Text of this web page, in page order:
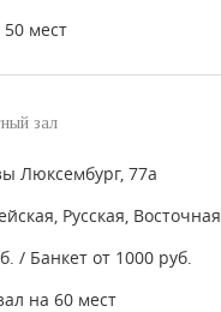
мест
зал
Люксембург, 77а
Русская, Восточная
/ Банкет от 1000 руб.
на 60 мест